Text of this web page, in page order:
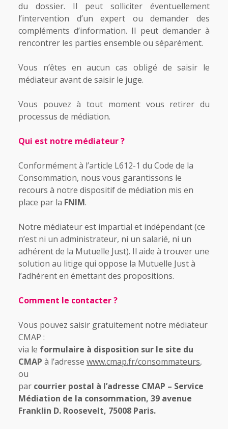
du dossier. Il peut solliciter éventuellement
l’intervention d’un expert ou demander des
compléments d’information. Il peut demander à
rencontrer les parties ensemble ou séparément.
Vous n’êtes en aucun cas obligé de saisir le
médiateur avant de saisir le juge.
Vous pouvez à tout moment vous retirer du
processus de médiation.
Qui est notre médiateur ?
Conformément à l’article L612-1 du Code de la
Consommation, nous vous garantissons le
recours à notre dispositif de médiation mis en
place par la FNIM.
Notre médiateur est impartial et indépendant (ce
n’est ni un administrateur, ni un salarié, ni un
adhérent de la Mutuelle Just). Il aide à trouver une
solution au litige qui oppose la Mutuelle Just à
l’adhérent en émettant des propositions.
Comment le contacter ?
Vous pouvez saisir gratuitement notre médiateur
CMAP :
via le formulaire à disposition sur le site du
CMAP à l’adresse www.cmap.fr/consommateurs,
ou
par courrier postal à l’adresse CMAP – Service
Médiation de la consommation, 39 avenue
Franklin D. Roosevelt, 75008 Paris.